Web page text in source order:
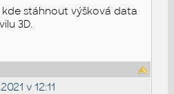
stáhnout výšková data
3D.
v 12:11